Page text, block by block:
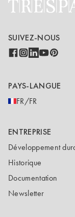
SUIVEZ-NOUS
PAYS-LANGUE
FR/FR
ENTREPRISE
Développement
Historique
Documentation
Newsletter